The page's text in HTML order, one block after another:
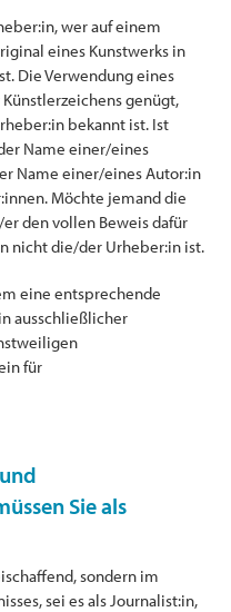
wer auf einem
eines Kunstwerks in
Die Verwendung eines
genügt,
bekannt ist. Ist
Name einer/eines
Name einer/eines Autor:in
Möchte jemand die
den vollen Beweis dafür
nicht die/der Urheber:in ist.
eine entsprechende
ausschließlicher
für
Sie als
sondern im
sei es als Journalist:in,